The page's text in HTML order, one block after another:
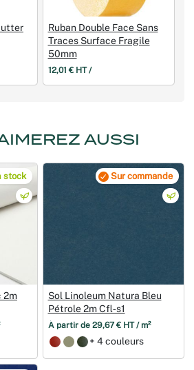
Ruban Double Face Sans
Traces Surface Fragile
50mm
12,01 € HT /
AUSSI
stock
2m
Sur commande
Sol Linoleum Natura Bleu
Pétrole 2m Cfl‑s1
À partir de 29,67 € HT / m²
+ 4 couleurs